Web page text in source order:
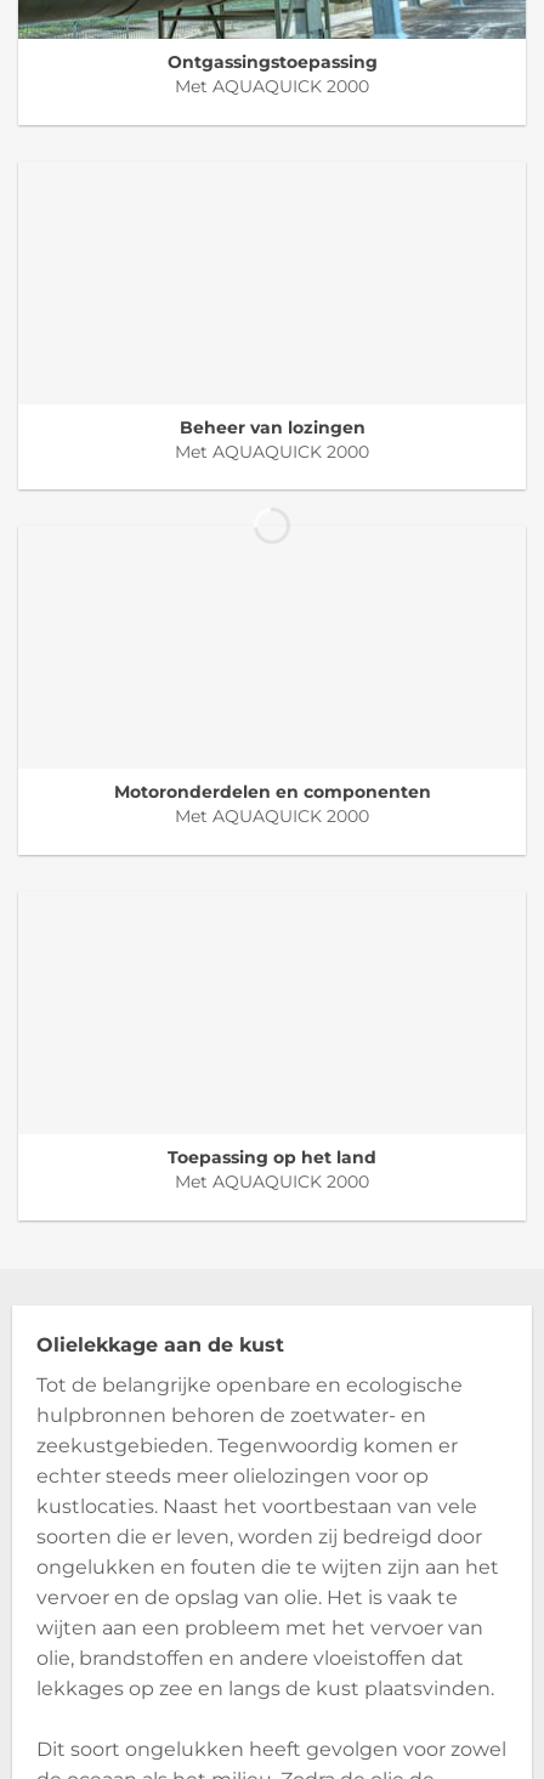
Ontgassingstoepassing
Met AQUAQUICK 2000
Beheer van lozingen
Met AQUAQUICK 2000
Motoronderdelen en componenten
Met AQUAQUICK 2000
Toepassing op het land
Met AQUAQUICK 2000
Olielekkage aan de kust
Tot de belangrijke openbare en ecologische
hulpbronnen behoren de zoetwater- en
zeekustgebieden. Tegenwoordig komen er
echter steeds meer olielozingen voor op
kustlocaties. Naast het voortbestaan van vele
soorten die er leven, worden zij bedreigd door
ongelukken en fouten die te wijten zijn aan het
vervoer en de opslag van olie. Het is vaak te
wijten aan een probleem met het vervoer van
olie, brandstoffen en andere vloeistoffen dat
lekkages op zee en langs de kust plaatsvinden.
Dit soort ongelukken heeft gevolgen voor zowel